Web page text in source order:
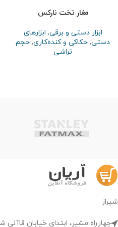
مغار تخت نارکس
ابزار دستی و برقی, ابزارهای
دستی, حکاکی و کنده‌کاری, حجم
تراشی
شیراز
چهارراه مشیر، ابتدای خیابان قاآنی